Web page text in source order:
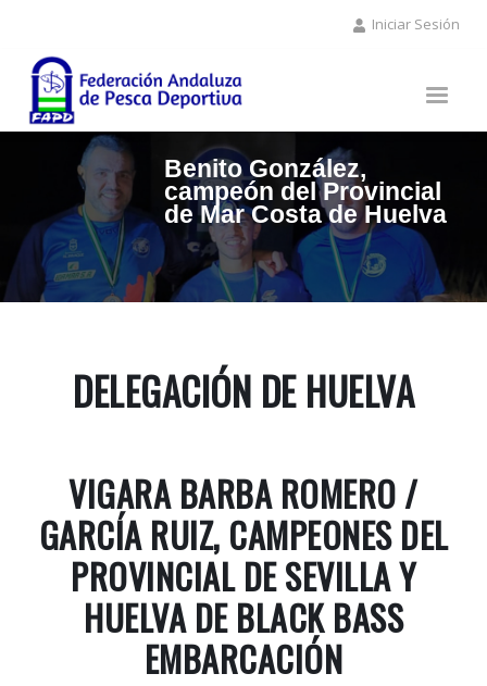
contenido
principal
Iniciar Sesión
Benito González,
campeón del Provincial
de Mar Costa de Huelva
DELEGACIÓN DE HUELVA
VIGARA BARBA ROMERO /
GARCÍA RUIZ, CAMPEONES DEL
PROVINCIAL DE SEVILLA Y
HUELVA DE BLACK BASS
EMBARCACIÓN